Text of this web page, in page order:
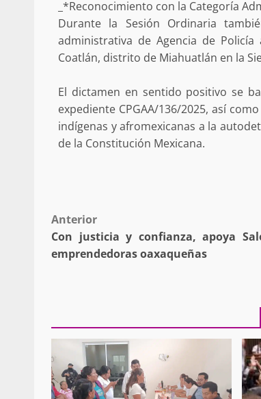
_*Reconocimiento con la Categoría
Durante la Sesión Ordinaria
administrativa de Agencia de
Coatlán, distrito de Miahuatlán en la
El dictamen en sentido positivo se
expediente CPGAA/136/2025, así
indígenas y afromexicanas a la
de la Constitución Mexicana.
Post
navigation
Anterior
Con justicia y confianza, apoya
emprendedoras oaxaqueñas
admin 20 julio 2026
Despliega
SE BUSCA